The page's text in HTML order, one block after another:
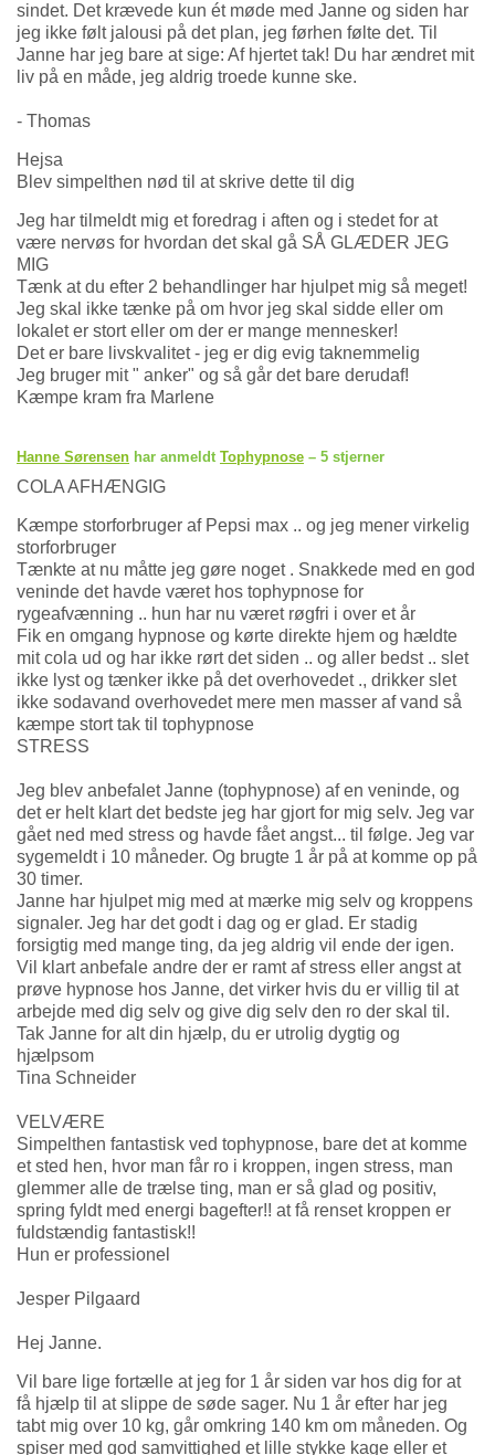
sindet. Det krævede kun ét møde med Janne og siden har
jeg ikke følt jalousi på det plan, jeg førhen følte det. Til
Janne har jeg bare at sige: Af hjertet tak! Du har ændret mit
liv på en måde, jeg aldrig troede kunne ske.
- Thomas
Hejsa
Blev simpelthen nød til at skrive dette til dig
Jeg har tilmeldt mig et foredrag i aften og i stedet for at
være nervøs for hvordan det skal gå SÅ GLÆDER JEG
MIG
Tænk at du efter 2 behandlinger har hjulpet mig så meget!
Jeg skal ikke tænke på om hvor jeg skal sidde eller om
lokalet er stort eller om der er mange mennesker!
Det er bare livskvalitet - jeg er dig evig taknemmelig
Jeg bruger mit " anker" og så går det bare derudaf!
Kæmpe kram fra Marlene
Hanne Sørensen har anmeldt Tophypnose – 5 stjerner
COLA AFHÆNGIG
Kæmpe storforbruger af Pepsi max .. og jeg mener virkelig
storforbruger
Tænkte at nu måtte jeg gøre noget . Snakkede med en god
veninde det havde været hos tophypnose for
rygeafvænning .. hun har nu været røgfri i over et år
Fik en omgang hypnose og kørte direkte hjem og hældte
mit cola ud og har ikke rørt det siden .. og aller bedst .. slet
ikke lyst og tænker ikke på det overhovedet ., drikker slet
ikke sodavand overhovedet mere men masser af vand så
kæmpe stort tak til tophypnose
STRESS
Jeg blev anbefalet Janne (tophypnose) af en veninde, og
det er helt klart det bedste jeg har gjort for mig selv. Jeg var
gået ned med stress og havde fået angst... til følge. Jeg var
sygemeldt i 10 måneder. Og brugte 1 år på at komme op på
30 timer.
Janne har hjulpet mig med at mærke mig selv og kroppens
signaler. Jeg har det godt i dag og er glad. Er stadig
forsigtig med mange ting, da jeg aldrig vil ende der igen.
Vil klart anbefale andre der er ramt af stress eller angst at
prøve hypnose hos Janne, det virker hvis du er villig til at
arbejde med dig selv og give dig selv den ro der skal til.
Tak Janne for alt din hjælp, du er utrolig dygtig og
hjælpsom
Tina Schneider
VELVÆRE
Simpelthen fantastisk ved tophypnose, bare det at komme
et sted hen, hvor man får ro i kroppen, ingen stress, man
glemmer alle de trælse ting, man er så glad og positiv,
spring fyldt med energi bagefter!! at få renset kroppen er
fuldstændig fantastisk!!
Hun er professionel
Jesper Pilgaard
Hej Janne.
Vil bare lige fortælle at jeg for 1 år siden var hos dig for at
få hjælp til at slippe de søde sager. Nu 1 år efter har jeg
tabt mig over 10 kg, går omkring 140 km om måneden. Og
spiser med god samvittighed et lille stykke kage eller et